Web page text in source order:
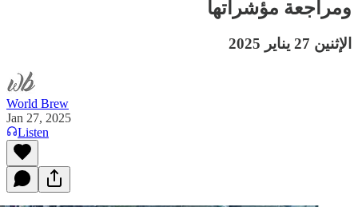
ومراجعة مؤشراتها
الإثنين 27 يناير 2025
World Brew
Jan 27, 2025
Listen